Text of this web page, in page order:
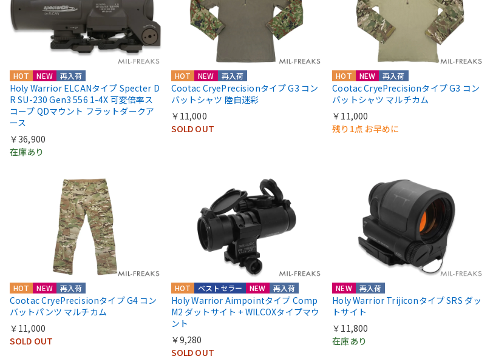
HOT NEW 再入荷
Holy Warrior ELCANタイプ Specter D
R SU-230 Gen3 556 1-4X 可変倍率ス
コープ QDマウント フラットダークア
ース
￥36,900
在庫あり
HOT NEW 再入荷
Cootac CryePrecisionタイプ G3 コン
バットシャツ 陸自迷彩
￥11,000
SOLD OUT
HOT NEW 再入荷
Cootac CryePrecisionタイプ G3 コン
バットシャツ マルチカム
￥11,000
残り1点 お早めに
HOT NEW 再入荷
Cootac CryePrecisionタイプ G4 コン
バットパンツ マルチカム
￥11,000
SOLD OUT
HOT NEW 再入荷
ベストセラー
Holy Warrior Aimpointタイプ Comp
M2 ダットサイト + WILCOXタイプマウ
ント
￥9,280
SOLD OUT
NEW 再入荷
Holy Warrior Trijiconタイプ SRS ダッ
トサイト
￥11,800
在庫あり